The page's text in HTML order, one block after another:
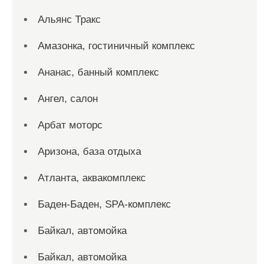
Альянс Тракс
Амазонка, гостиничный комплекс
Ананас, банный комплекс
Ангел, салон
Арбат моторс
Аризона, база отдыха
Атланта, аквакомплекс
Баден-Баден, SPA-комплекс
Байкал, автомойка
Байкал, автомойка